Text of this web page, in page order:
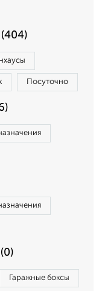
Посуточно
Гаражные боксы